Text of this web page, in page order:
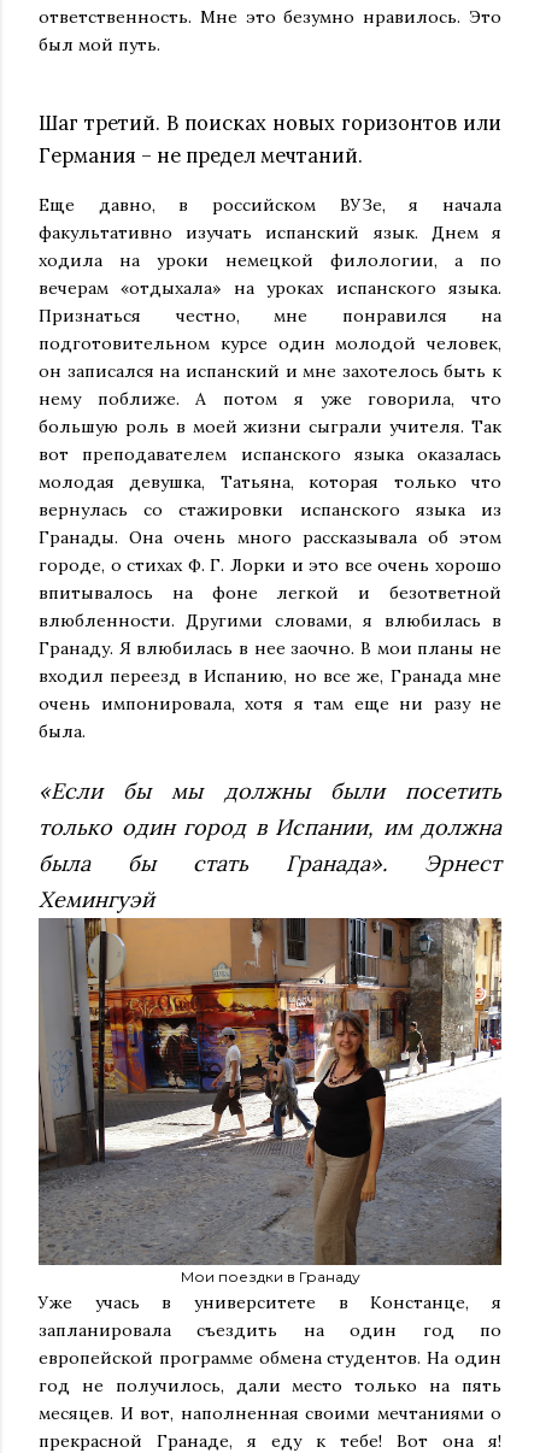
ответственность. Мне это безумно нравилось. Это
был мой путь.
Шаг третий. В поисках новых горизонтов или
Германия – не предел мечтаний.
Еще давно, в российском ВУЗе, я начала
факультативно изучать испанский язык. Днем я
ходила на уроки немецкой филологии, а по
вечерам «отдыхала» на уроках испанского языка.
Признаться честно, мне понравился на
подготовительном курсе один молодой человек,
он записался на испанский и мне захотелось быть к
нему поближе. А потом я уже говорила, что
большую роль в моей жизни сыграли учителя. Так
вот преподавателем испанского языка оказалась
молодая девушка, Татьяна, которая только что
вернулась со стажировки испанского языка из
Гранады. Она очень много рассказывала об этом
городе, о стихах Ф. Г. Лорки и это все очень хорошо
впитывалось на фоне легкой и безответной
влюбленности. Другими словами, я влюбилась в
Гранаду. Я влюбилась в нее заочно. В мои планы не
входил переезд в Испанию, но все же, Гранада мне
очень импонировала, хотя я там еще ни разу не
была.
«Если бы мы должны были посетить
только один город в Испании, им должна
была бы стать Гранада». Эрнест
Хемингуэй
Мои поездки в Гранаду
Уже учась в университете в Констанце, я
запланировала съездить на один год по
европейской программе обмена студентов. На один
год не получилось, дали место только на пять
месяцев. И вот, наполненная своими мечтаниями о
прекрасной Гранаде, я еду к тебе! Вот она я!